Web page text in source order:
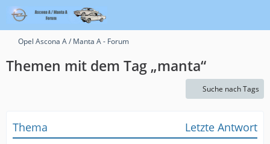
Opel Ascona A / Manta A - Forum
Themen mit dem Tag „manta“
Suche nach Tags
Thema Letzte Antwort